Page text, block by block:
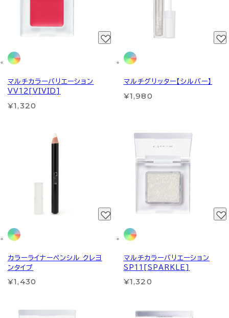
マルチカラーバリエーション
VV12[VIVID]
¥1,320
マルチグリッター【シルバー】
¥1,980
カラーライナーペンシル クレヨ
ンタイプ
¥1,430
マルチカラーバリエーション
SP11[SPARKLE]
¥1,320